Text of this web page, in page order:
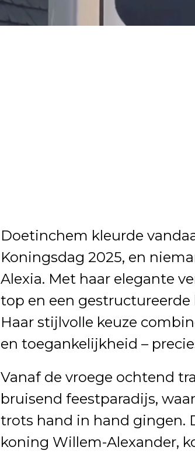
Doetinchem kleurde
Koningsdag 2025, en
Alexia. Met haar elegante
top en een
Haar stijlvolle keuze
en toegankelijkheid –
Vanaf de vroege ochtend
bruisend feestparadijs,
trots hand in hand gingen.
koning Willem-Alexander,